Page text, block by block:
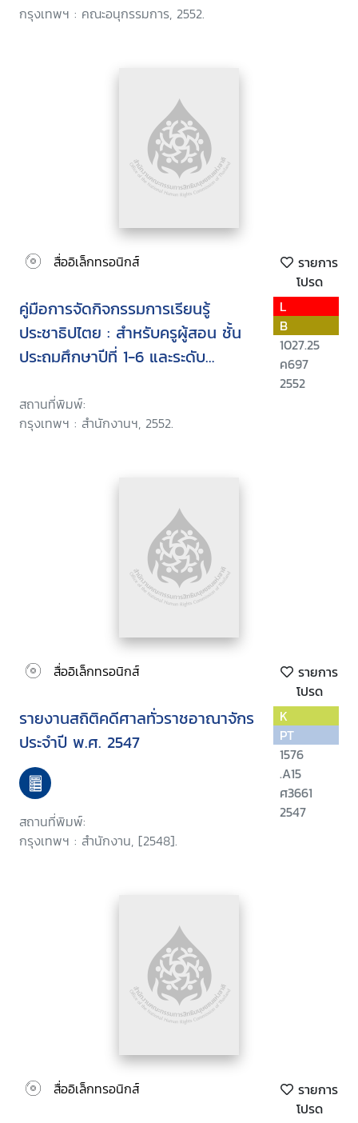
กรุงเทพฯ : คณะอนุกรรมการ, 2552.
สื่ออิเล็กทรอนิกส์
รายการ
โปรด
คู่มือการจัดกิจกรรมการเรียนรู้
ประชาธิปไตย : สำหรับครูผู้สอน ชั้น
ประถมศึกษาปีที่ 1-6 และระดับ
สถานที่พิมพ์:
กรุงเทพฯ : สำนักงานฯ, 2552.
L
B
1027.25
ค697
2552
สื่ออิเล็กทรอนิกส์
รายการ
โปรด
รายงานสถิติคดีศาลทั่วราชอาณาจักร
ประจำปี พ.ศ. 2547
สถานที่พิมพ์:
กรุงเทพฯ : สำนักงาน, [2548].
K
PT
1576
.A15
ศ3661
2547
สื่ออิเล็กทรอนิกส์
รายการ
โปรด